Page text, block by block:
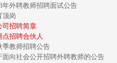
年外聘教师招聘面试公告
顶岗
司招聘简章
招聘合伙人
季教师招聘公告
面向社会公开招聘外聘教师的公告